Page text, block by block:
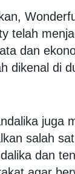
telah
dan
dikenal di
juga
salah
dan